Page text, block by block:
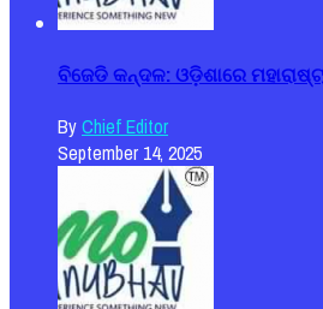
ବିଜେଡି କନ୍ଦଳ: ଓଡ଼ିଶାରେ
ByChief Editor
September 14, 2025